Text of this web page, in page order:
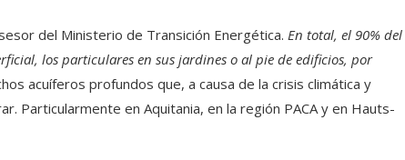
del Ministerio de Transición Energética. En total, el 90% del
los particulares en sus jardines o al pie de edificios, por
acuíferos profundos que, a causa de la crisis climática y
Particularmente en Aquitania, en la región PACA y en Hauts-